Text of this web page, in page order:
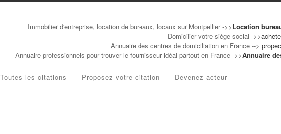
Immobilier d'entreprise, location de bureaux, locaux sur Montpellier ->>Location
Domicilier votre siège social ->>
Annuaire des centres de domiciliation en France -->
Annuaire professionnels pour trouver le fournisseur idéal partout en France ->>Annuaire
Toutes les citations Proposez votre citation Devenez acteur